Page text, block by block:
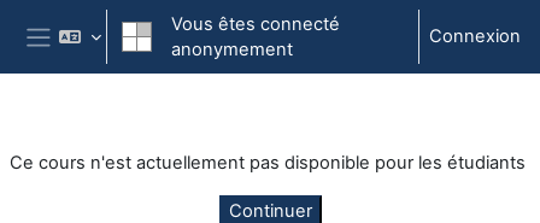
Passer au contenu principal
Panneau latéral
Vous êtes connecté
anonymement
Connexion
Ce cours n'est actuellement pas disponible pour les étudiants
Continuer